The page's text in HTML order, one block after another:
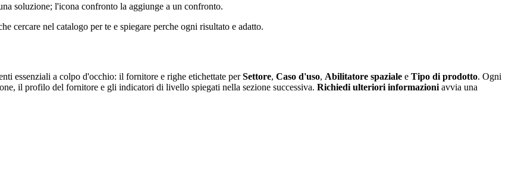
soluzione; l'icona confronto la aggiunge a un confronto.
cercare nel catalogo per te e spiegare perche ogni risultato e adatto.
essenziali a colpo d'occhio: il fornitore e righe etichettate perSettore, Caso d'uso, Abilitatore spaziale e Tipo di prodotto. Ogni
il profilo del fornitore e gli indicatori di livello spiegati nella sezione successiva. Richiedi ulteriori informazioni avvia una